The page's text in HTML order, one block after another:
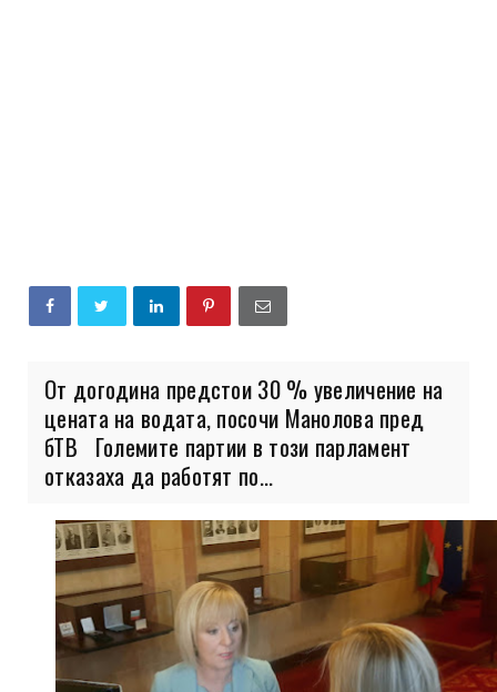
От догодина предстои 30 % увеличение на
цената на водата, посочи Манолова пред
бТВ Големите партии в този парламент
отказаха да работят по...